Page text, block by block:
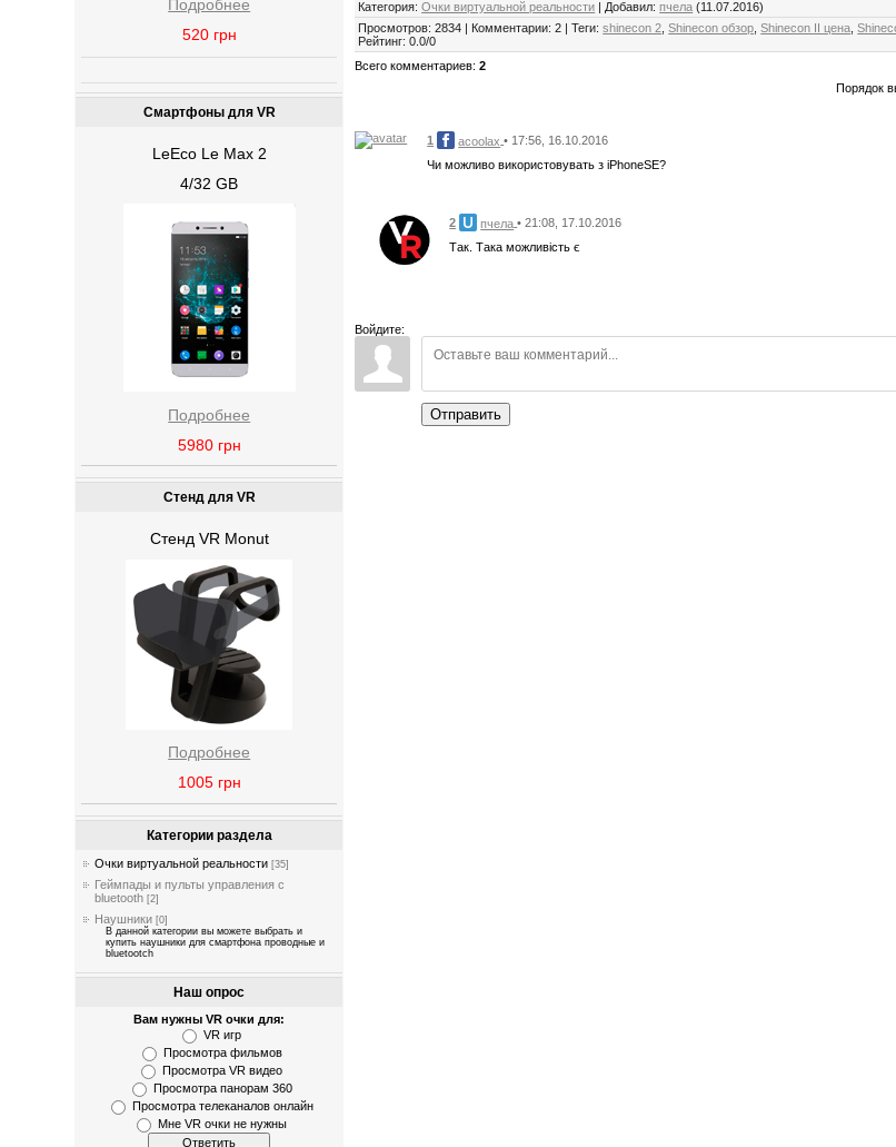
Подробнее
520 грн
Смартфоны для VR
LeEco Le Max 2
4/32 GB
Подробнее
5980 грн
Стенд для VR
Стенд VR Monut
Подробнее
1005 грн
Категории раздела
Очки виртуальной реальности [35]
Геймпады и пульты управления с
bluetooth [2]
Наушники [0]
В данной категории вы можете выбрать и
купить наушники для смартфона проводные и
bluetootch
Наш опрос
Вам нужны VR очки для:
VR игр
Просмотра фильмов
Просмотра VR видео
Просмотра панорам 360
Просмотра телеканалов онлайн
Мне VR очки не нужны
Категория: Очки виртуальной реальности Добавил: пчела (11.07.2016)
Просмотров: 2834 Комментарии: 2 |Теги: shinecon 2 ,Shinecon обзор ,Shinecon II цена ,
Рейтинг: 0.0/0
Всего комментариев:2
Порядок
1 acoolax • 17:56, 16.10.2016
Чи можливо використовувать з iPhoneSE?
2 пчела • 21:08, 17.10.2016
Так. Така можливість є
Войдите:
Отправить